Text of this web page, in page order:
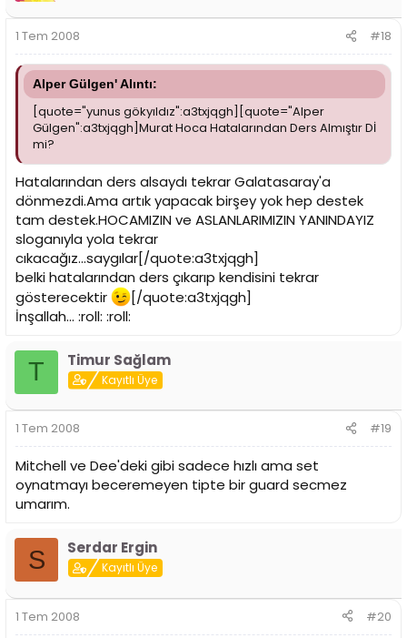
1 Tem 2008 #18
Alper Gülgen' Alıntı:
[quote="yunus gökyıldız":a3txjqgh][quote="Alper
Gülgen":a3txjqgh]Murat Hoca Hatalarından Ders Almıştır Dİ
mi?
Hatalarından ders alsaydı tekrar Galatasaray'a
dönmezdi.Ama artık yapacak birşey yok hep destek
tam destek.HOCAMIZIN ve ASLANLARIMIZIN YANINDAYIZ
sloganıyla yola tekrar
cıkacağız...saygılar[/quote:a3txjqgh]
belki hatalarından ders çıkarıp kendisini tekrar
gösterecektir
[/quote:a3txjqgh]
İnşallah... :roll: :roll:
T Timur Sağlam
Kayıtlı Üye
1 Tem 2008 #19
Mitchell ve Dee'deki gibi sadece hızlı ama set
oynatmayı beceremeyen tipte bir guard secmez
umarım.
S Serdar Ergin
Kayıtlı Üye
1 Tem 2008 #20